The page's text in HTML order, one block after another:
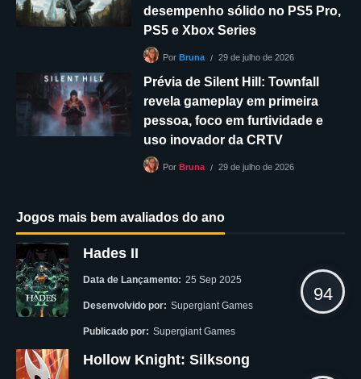
desempenho sólido no PS5 Pro,
PS5 e Xbox Series
Por Bruna 29 de julho de 2026
Prévia de Silent Hill: Townfall
revela gameplay em primeira
pessoa, foco em furtividade e
uso inovador da CRTV
Por Bruna 29 de julho de 2026
Jogos mais bem avaliados do ano
Hades II
Data de Lançamento: 25 Sep 2025
Desenvolvido por: Supergiant Games
Publicado por: Supergiant Games
94
Hollow Knight: Silksong